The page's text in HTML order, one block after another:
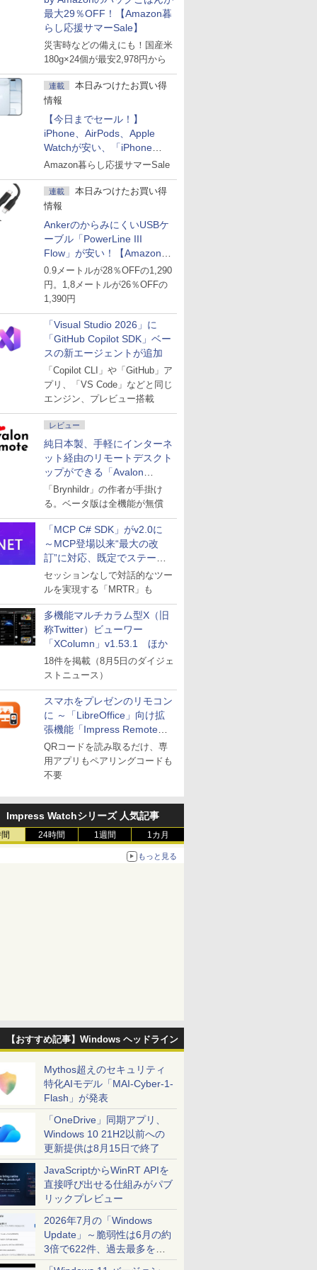
最大29％OFF！【Amazon暮
らし応援サマーSale】
災害時などの備えにも！国産米
180g×24個が最安2,978円から
連載
本日みつけたお買い得
情報
【今日までセール！】
iPhone、AirPods、Apple
Watchが安い、「iPhone
Air」256GB版が139,800円な
Amazon暮らし応援サマーSale
連載
本日みつけたお買い得
情報
AnkerのからみにくいUSBケ
ーブル「PowerLine III
Flow」が安い！【Amazon暮
らし応援サマーSale】
0.9メートルが28％OFFの1,290
円。1,8メートルが26％OFFの
1,390円
「Visual Studio 2026」に
「GitHub Copilot SDK」ベー
スの新エージェントが追加
「Copilot CLI」や「GitHub」ア
プリ、「VS Code」などと同じ
エンジン、プレビュー搭載
レビュー
純日本製、手軽にインターネ
ット経由のリモートデスクト
ップができる「Avalon
remote」
「Brynhildr」の作者が手掛け
る。ベータ版は全機能が無償
「MCP C# SDK」がv2.0に
～MCP登場以来“最大の改
訂”に対応、既定でステート
レスへ
セッションなしで対話的なツー
ルを実現する「MRTR」も
多機能マルチカラム型X（旧
称Twitter）ビューワー
「XColumn」v1.53.1 ほか
18件を掲載（8月5日のダイジェ
ストニュース）
スマホをプレゼンのリモコン
に ～「LibreOffice」向け拡
張機能「Impress Remote」
が公開
QRコードを読み取るだけ、専
用アプリもペアリングコードも
不要
Impress Watchシリーズ 人気記事
24時間 1週間 1カ月
もっと見る
【おすすめ記事】Windows ヘッドライン
Mythos超えのセキュリティ
特化AIモデル「MAI-Cyber-1-
Flash」が発表
「OneDrive」同期アプリ、
Windows 10 21H2以前への
更新提供は8月15日で終了
JavaScriptからWinRT APIを
直接呼び出せる仕組みがパブ
リックプレビュー
2026年7月の「Windows
Update」～脆弱性は6月の約
3倍で622件、過去最多を大
幅に更新